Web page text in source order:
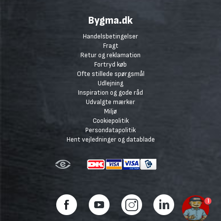
Bygma.dk
Handelsbetingelser
Fragt
Retur og reklamation
Fortryd køb
Ofte stillede spørgsmål
Udlejning
Inspiration og gode råd
Udvalgte mærker
Miljø
Cookiepolitik
Persondatapolitik
Hent vejledninger og datablade
1